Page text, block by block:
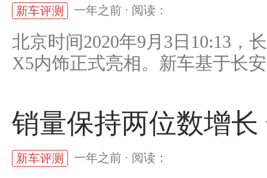
新车评测 一年之前 · 阅读：
北京时间2020年9月3日10:13
X5内饰正式亮相。新车基于长
销量保持两位数增
新车评测 一年之前 · 阅读：